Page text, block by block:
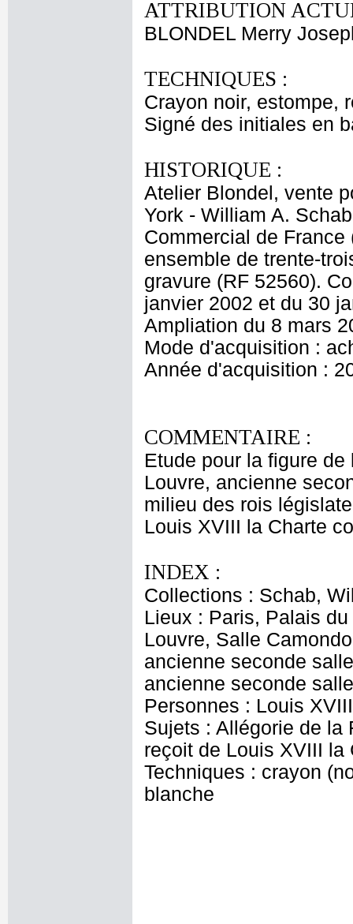
ATTRIBUTION
BLONDEL Merry
TECHNIQUES :
Crayon noir, estompe,
Signé des initiales en
HISTORIQUE :
Atelier Blondel, vente
York - William A.
Commercial de
ensemble de trente-
gravure (RF 52560).
janvier 2002 et du 30
Ampliation du 8 mars
Mode d'acquisition :
Année d'acquisition :
COMMENTAIRE :
Etude pour la figure
Louvre, ancienne
milieu des rois
Louis XVIII la Charte
INDEX :
Collections : Schab,
Lieux : Paris, Palais
Louvre, Salle
ancienne seconde
ancienne seconde
Personnes : Louis
Sujets : Allégorie de la
reçoit de Louis XVIII la
Techniques : crayon
blanche